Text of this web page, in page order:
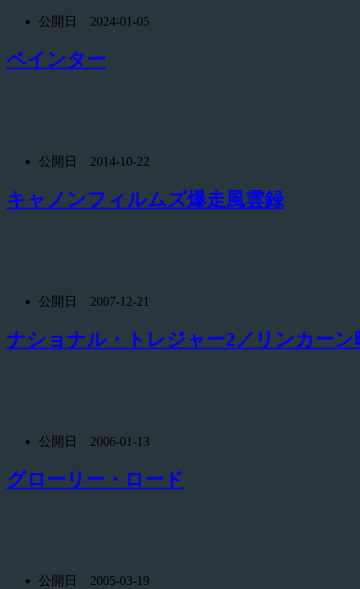
公開日 2024-01-05
ペインター
公開日 2014-10-22
キャノンフィルムズ爆走風雲録
公開日 2007-12-21
ナショナル・トレジャー2／リンカーン
公開日 2006-01-13
グローリー・ロード
公開日 2005-03-19